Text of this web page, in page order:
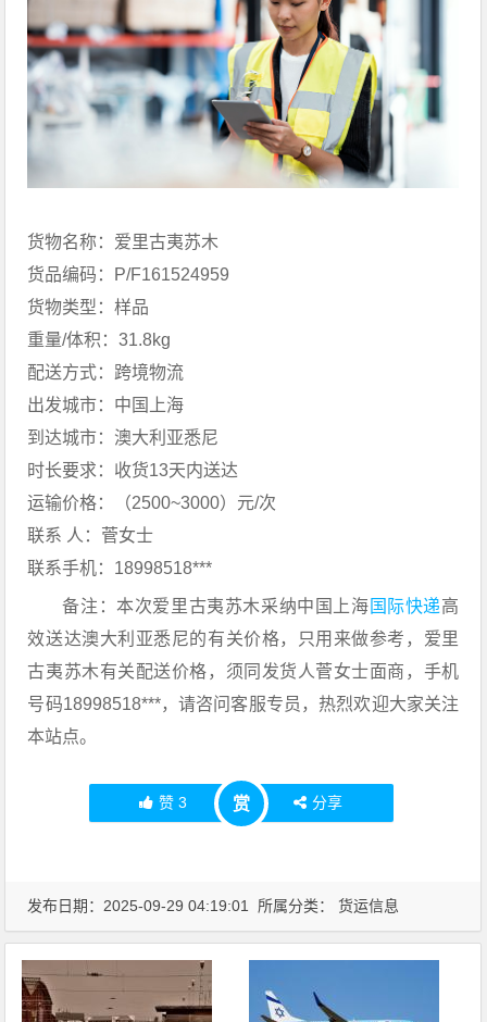
货物名称：爱里古夷苏木
货品编码：P/F161524959
货物类型：样品
重量/体积：31.8kg
配送方式：跨境物流
出发城市：中国上海
到达城市：澳大利亚悉尼
时长要求：收货13天内送达
运输价格：（2500~3000）元/次
联系 人：菅女士
联系手机：18998518***
备注：本次爱里古夷苏木采纳中国上海 国际快递高
效送达澳大利亚悉尼的有关价格，只用来做参考，爱里
古夷苏木有关配送价格，须同发货人菅女士面商，手机
号码18998518***，请咨问客服专员，热烈欢迎大家关注
本站点。
赞 3 赏 分享
发布日期：2025-09-29 04:19:01 所属分类： 货运信息